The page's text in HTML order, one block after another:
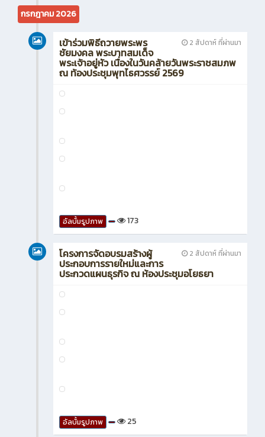
กรกฎาคม 2026
2 สัปดาห์ ที่ผ่านมา
เข้าร่วมพิธีถวายพระพร
ชัยมงคล พระบาทสมเด็จ
พระเจ้าอยู่หัว เนื่องในวันคล้ายวันพระราชสมภพ
ณ ท้องประชุมพุทไธศวรรย์ 2569
อัลบั้มรูปภาพ 173
2 สัปดาห์ ที่ผ่านมา
โครงการจัดอบรมสร้างผู้
ประกอบการรายใหม่และการ
ประกวดแผนธุรกิจ ณ ห้องประชุมอโยธยา
อัลบั้มรูปภาพ 25